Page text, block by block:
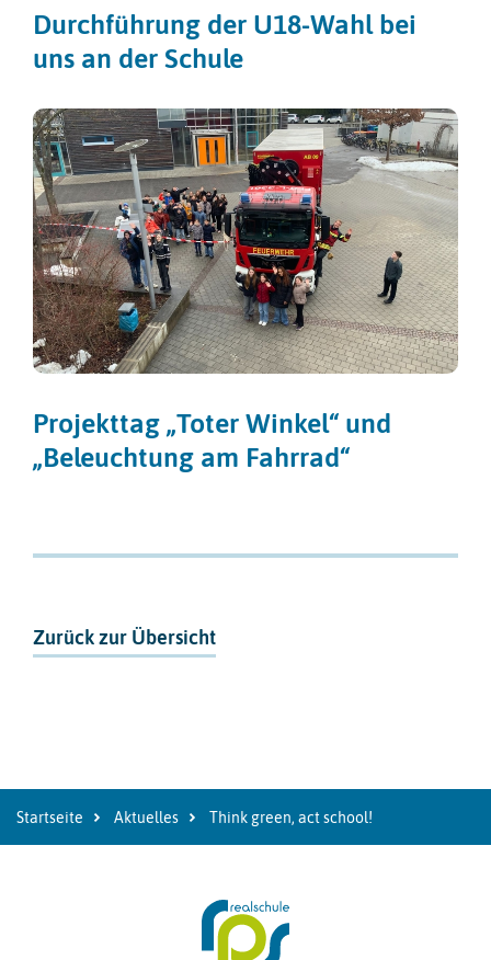
Durchführung der U18-Wahl bei
uns an der Schule
Projekttag „Toter Winkel“ und
„Beleuchtung am Fahrrad“
Zurück zur Übersicht
Startseite Aktuelles Think green, act school!